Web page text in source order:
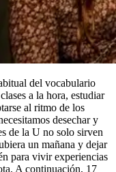
del vocabulario
a la hora, estudiar
al ritmo de los
desechar y
de la U no solo sirven
un mañana y dejar
para vivir experiencias
A continuación, 17